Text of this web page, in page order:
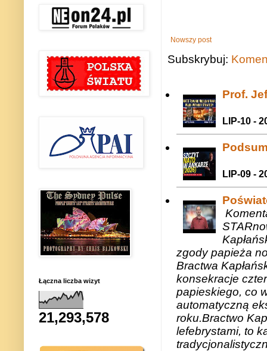
Nowszy post
Subskrybuj:
Prof.
LIP-10 -
LIP-09 -
zgody papieża
Bractwa
konsekracje
papieskiego, co
automatyczną
roku.Bractwo
lefebrystami, to
Łączna liczba wizyt
21,293,578